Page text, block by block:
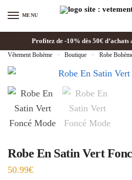
MENU
Profitez de -10% dès 50€
Vêtement Bohème » Boutique » Robe
Robe En Satin Vert
50.99€